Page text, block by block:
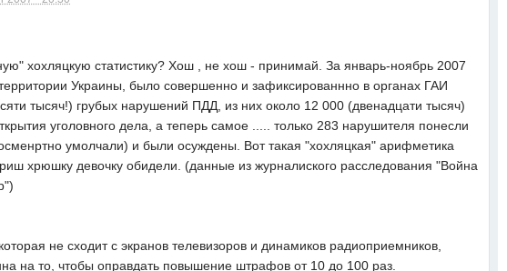
хохляцкую статистику? Хош , не хош - принимай. За январь-ноябрь 2007
Украины, было совершенно и зафиксированнно в органах ГАИ
тысяч!) грубых нарушений ПДД, из них около 12 000 (двенадцати тысяч)
уголовного дела, а теперь самое ..... только 283 нарушителя понесли
умолчали) и были осуждены. Вот такая "хохляцкая" арифметика
хрюшку девочку обидели. (данные из журналиского расследования "Война
не сходит с экранов телевизоров и динамиков радиоприемников,
на то, чтобы оправдать повышение штрафов от 10 до 100 раз.